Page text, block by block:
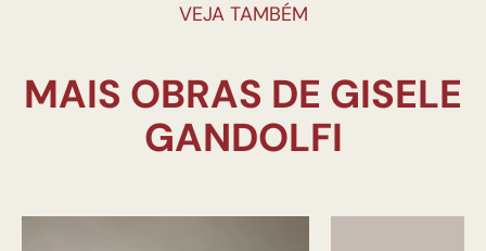
VEJA TAMBÉM
MAIS OBRAS DE GISELE